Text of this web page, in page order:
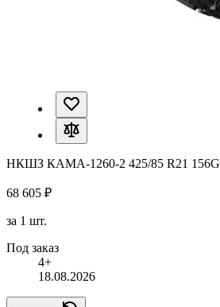
НКШЗ КАМА-1260-2 425/85 R21 156G
68 605 ₽
за 1 шт.
Под заказ
4+
18.08.2026